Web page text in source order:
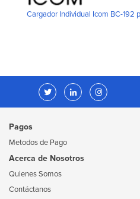
Cargador Individual Icom BC-192
Pagos
Metodos de Pago
Acerca de Nosotros
Quienes Somos
Contáctanos